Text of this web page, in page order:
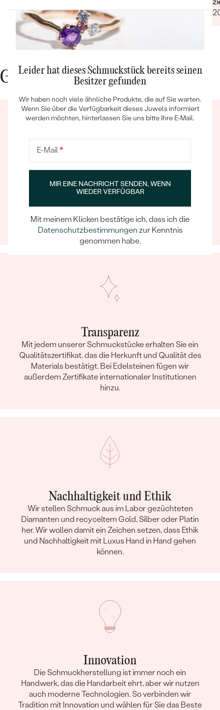
Bestseller
Gute Gründe für Eppi
Ein Eppi-sches Erlebnis
Wenn Sie online oder persönlich einkaufen, können Sie
einem unvergesslichen Erlebnis wird.
Transparenz
Mit jedem unserer Schmuckstücke erhalten Sie ein
Qualitätszertifikat, das die Herkunft und Qualität des
Materials bestätigt. Bei Edelsteinen fügen wir
außerdem Zertifikate internationaler Institutionen
hinzu.
Nachhaltigkeit und Ethik
Wir stellen Schmuck aus im Labor gezüchteten
Diamanten und recyceltem Gold, Silber oder Platin
her. Wir wollen damit ein Zeichen setzen, dass Ethik
und Nachhaltigkeit mit Luxus Hand in Hand gehen
können.
Innovation
Die Schmuckherstellung ist immer noch ein
Handwerk, das die Handarbeit ehrt, aber wir nutzen
auch moderne Technologien. So verbinden wir
Tradition mit Innovation und wählen für Sie das Beste
Leider hat dieses Schmuckstück bereits seinen
Besitzer gefunden
Wir haben noch viele ähnliche Produkte, die auf Sie warten.
Wenn Sie über die Verfügbarkeit dieses Juwels informiert
werden möchten, hinterlassen Sie uns bitte Ihre E-Mail.
E-Mail*
MIR EINE NACHRICHT SENDEN, WENN
WIEDER VERFÜGBAR
Mit meinem Klicken bestätige ich, dass ich die
Datenschutzbestimmungen zur Kenntnis
genommen habe.